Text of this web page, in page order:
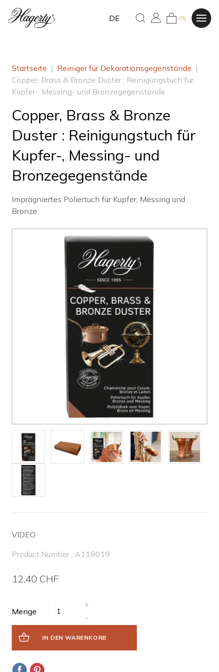
DE (0)
Startseite | Reiniger für Dekorationsgegenstände |
Copper, Brass & Bronze Duster : Reinigungstuch für
Kupfer-, Messing- und Bronzegegenstände
Copper, Brass & Bronze
Duster : Reinigungstuch für
Kupfer-, Messing- und
Bronzegegenstände
Imprägniertes Poliertuch für Kupfer, Messing und
Bronze
VIDEO
Product Number : A118019
12,40 CHF
Menge
+
-
IN DEN WARENKORB